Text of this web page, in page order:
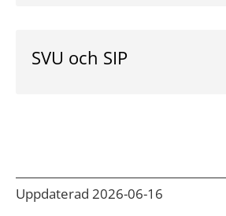
SVU och SIP
Uppdaterad 2026-06-16